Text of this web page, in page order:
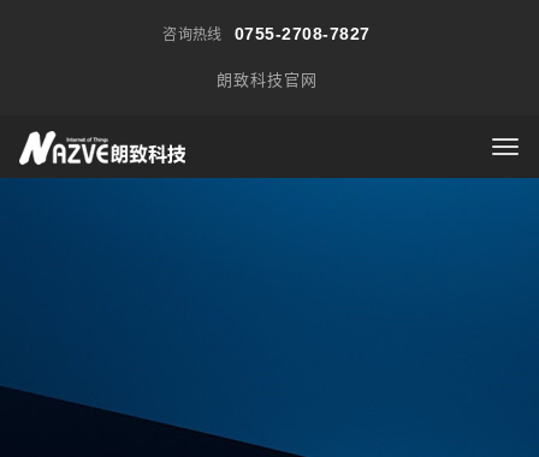
咨询热线 0755-2708-7827
朗致科技官网